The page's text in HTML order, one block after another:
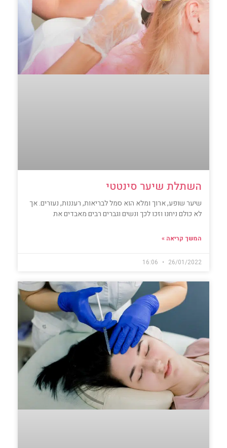
השתלת שיער סינטטי
שיער שופע, ארוך ומלא הוא סמל לבריאות, רעננות, נעורים. אך
לא כולם ניחנו וזכו לכך ונשים וגברים רבים מאבדים את
המשך קריאה »
26/01/2022